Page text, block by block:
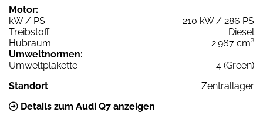
Motor:
kW / PS
210 kW / 286 PS
Treibstoff
Diesel
Hubraum
2.967 cm³
Umweltnormen:
Umweltplakette
4 (Green)
Standort
Zentrallager
Details zum Audi Q7 anzeigen